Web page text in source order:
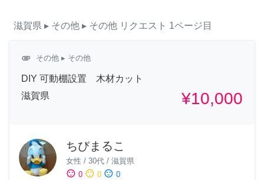
滋賀県 ▸ その他 ▸ その他 リクエスト 1ページ目
attachment その他 ▸ その他
DIY 可動棚設置 木材カット
滋賀県
¥10,000
ちびまるこ
女性 / 30代 / 滋賀県
sentiment_satisfied 0 sentiment_neutral 0 sentiment_dissatisfied 0